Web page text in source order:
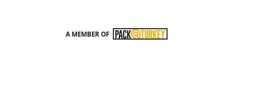
A MEMBER OF